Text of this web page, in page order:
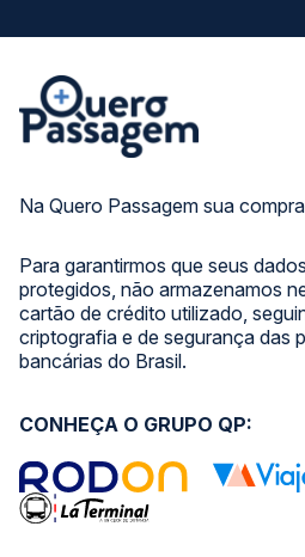
Na Quero Passagem sua
Para garantirmos que seus
protegidos, não armazenamos
cartão de crédito utilizado,
criptografia e de segurança das
bancárias do Brasil.
CONHEÇA O GRUPO QP: